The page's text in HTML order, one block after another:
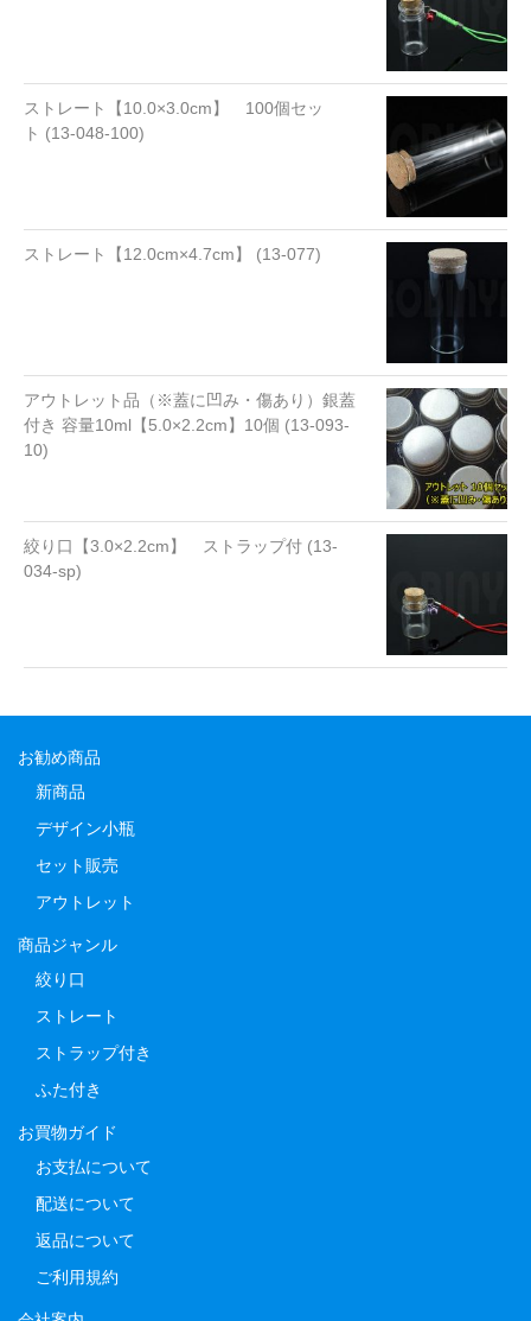
ストレート【10.0×3.0cm】 100個セッ
ト (13-048-100)
ストレート【12.0cm×4.7cm】 (13-077)
アウトレット品（※蓋に凹み・傷あり）銀蓋
付き 容量10ml【5.0×2.2cm】10個 (13-093-
10)
絞り口【3.0×2.2cm】 ストラップ付 (13-
034-sp)
お勧め商品
新商品
デザイン小瓶
セット販売
アウトレット
商品ジャンル
絞り口
ストレート
ストラップ付き
ふた付き
お買物ガイド
お支払について
配送について
返品について
ご利用規約